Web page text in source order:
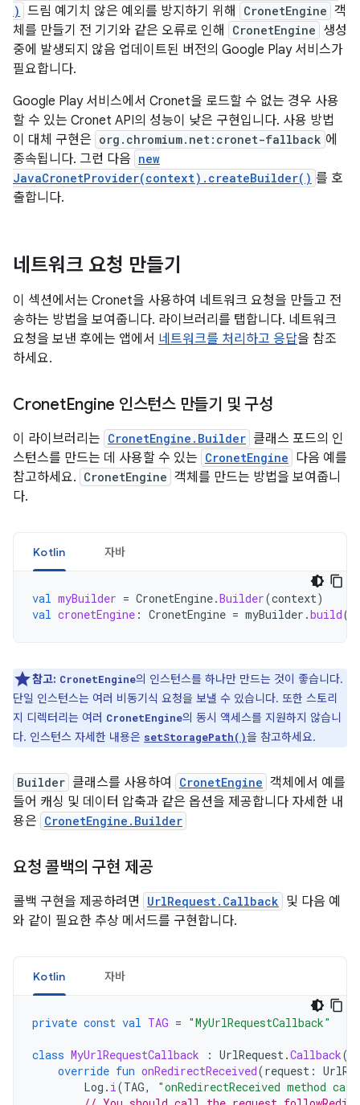
) 드림 예기치 않은 예외를 방지하기 위해 CronetEngine 객
체를 만들기 전 기기와 같은 오류로 인해
CronetEngine 생성
중에 발생되지 않음 업데이트된 버전의 Google Play 서비스가
필요합니다.
Google Play 서비스에서 Cronet을 로드할 수 없는 경우 사용
할 수 있는 Cronet API의 성능이 낮은 구현입니다. 사용 방법
이 대체 구현은 org.chromium.net:cronet-fallback 에
종속됩니다. 그런 다음 new
JavaCronetProvider(context).createBuilder() 를 호
출합니다.
네트워크 요청 만들기
이 섹션에서는 Cronet을 사용하여 네트워크 요청을 만들고 전
송하는 방법을 보여줍니다. 라이브러리를 탭합니다. 네트워크
요청을 보낸 후에는 앱에서 네트워크를 처리하고 응답을 참조
하세요.
CronetEngine 인스턴스 만들기 및 구성
이 라이브러리는 CronetEngine.Builder 클래스 포드의 인
스턴스를 만드는 데 사용할 수 있는 CronetEngine 다음 예를
참고하세요. CronetEngine 객체를 만드는 방법을 보여줍니
다.
Kotlin 자바
val myBuilder = CronetEngine.Builder(context)
val cronetEngine : CronetEngine = myBuilder .build()
참고: CronetEngine의 인스턴스를 하나만 만드는 것이 좋습니다.
단일 인스턴스는 여러 비동기식 요청을 보낼 수 있습니다. 또한 스토리
지 디렉터리는 여러 CronetEngine의 동시 액세스를 지원하지 않습니
다. 인스턴스 자세한 내용은 setStoragePath()을 참고하세요.
Builder 클래스를 사용하여 CronetEngine 객체에서 예를
들어 캐싱 및 데이터 압축과 같은 옵션을 제공합니다 자세한 내
용은 CronetEngine.Builder
요청 콜백의 구현 제공
콜백 구현을 제공하려면 UrlRequest.Callback 및 다음 예
와 같이 필요한 추상 메서드를 구현합니다.
Kotlin 자바
private const val TAG = "MyUrlRequestCallback"
class MyUrlRequestCallback : UrlRequest.Callback()
override fun onRedirectReceived(request :
Log . i(TAG,
"onRedirectReceived method